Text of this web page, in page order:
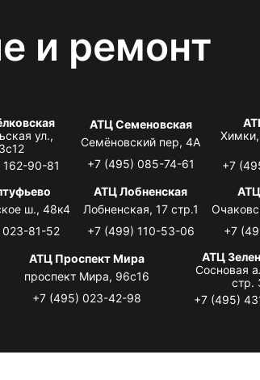
и ремонт
ул.,
90-81
АТЦ Семеновская
Семёновский пер, 4А
+7 (495) 085-74-61
+7
ш., 48к4
81-52
АТЦ Лобненская
Лобненская, 17 стр.1
+7 (499) 110-53-06
+7
АТЦ Проспект Мира
проспект Мира, 96с16
+7 (495) 023-42-98
АТЦ
Сосновая
стр.
+7 (495)